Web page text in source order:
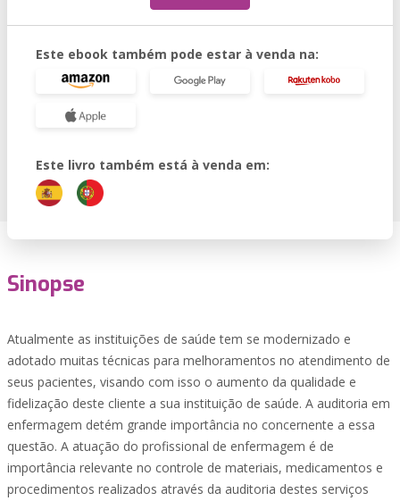
Este ebook também pode estar à venda na:
Este livro também está à venda em:
Sinopse
Atualmente as instituições de saúde tem se modernizado e
adotado muitas técnicas para melhoramentos no atendimento de
seus pacientes, visando com isso o aumento da qualidade e
fidelização deste cliente a sua instituição de saúde. A auditoria em
enfermagem detém grande importância no concernente a essa
questão. A atuação do profissional de enfermagem é de
importância relevante no controle de materiais, medicamentos e
procedimentos realizados através da auditoria destes serviços